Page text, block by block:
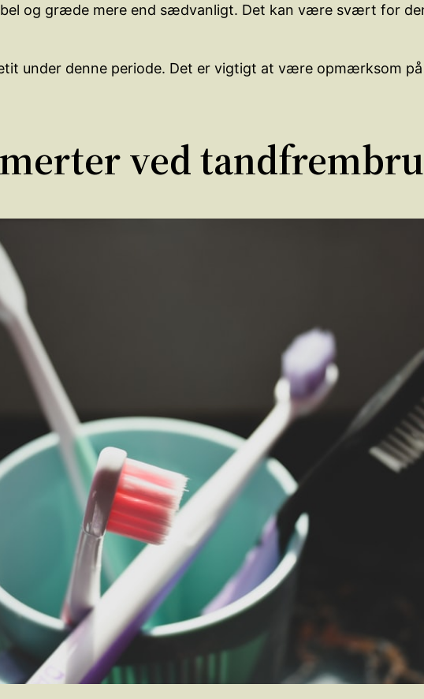
og græde mere end sædvanligt. Det kan være svært for
under denne periode. Det er vigtigt at være opmærksom
ved